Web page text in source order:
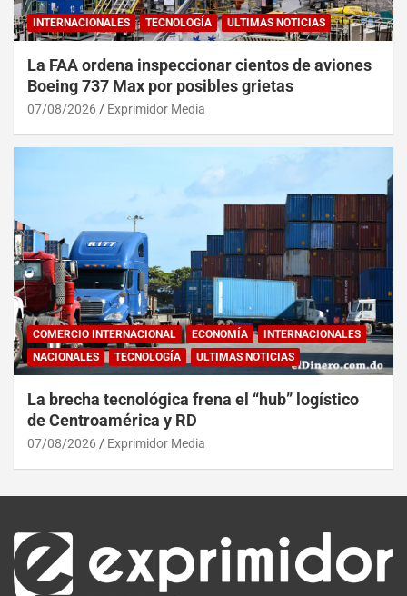
INTERNACIONALES TECNOLOGÍA ULTIMAS NOTICIAS
La FAA ordena inspeccionar cientos de aviones
Boeing 737 Max por posibles grietas
07/08/2026 Exprimidor Media
COMERCIO INTERNACIONAL ECONOMÍA
INTERNACIONALES
NACIONALES
TECNOLOGÍA ULTIMAS NOTICIAS
La brecha tecnológica frena el “hub” logístico
de Centroamérica y RD
07/08/2026 Exprimidor Media